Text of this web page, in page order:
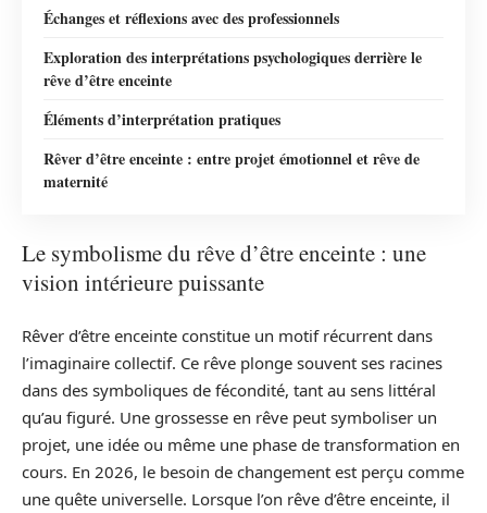
Échanges et réflexions avec des professionnels
Exploration des interprétations psychologiques derrière le
rêve d’être enceinte
Éléments d’interprétation pratiques
Rêver d’être enceinte : entre projet émotionnel et rêve de
maternité
Le symbolisme du rêve d’être enceinte : une
vision intérieure puissante
Rêver d’être enceinte constitue un motif récurrent dans
l’imaginaire collectif. Ce rêve plonge souvent ses racines
dans des symboliques de fécondité, tant au sens littéral
qu’au figuré. Une grossesse en rêve peut symboliser un
projet, une idée ou même une phase de transformation en
cours. En 2026, le besoin de changement est perçu comme
une quête universelle. Lorsque l’on rêve d’être enceinte, il